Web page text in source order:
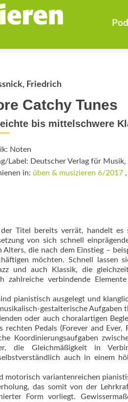
Friedrich
Catchy Tunes
bis mittelschwere
Noten
Label: Deutscher Verlag für Musik,
in: üben & musizieren 6/2017,
Titel bereits verrät, handelt es
von sich schnell
Alters, die nach dem Einstieg –
möchten. Schnell lassen
und auch Klassik, die
zahlreiche verbindende
pianistisch ausgelegt und
gestalterische Aufgaben
oder auch choralartigen
Pedals (Forever and Ever,
Koordinierungsaufgaben
die Gleichmäßigkeit in
auch in einem
motorisch variantenreichen
das somit von der
Form vorliegt.